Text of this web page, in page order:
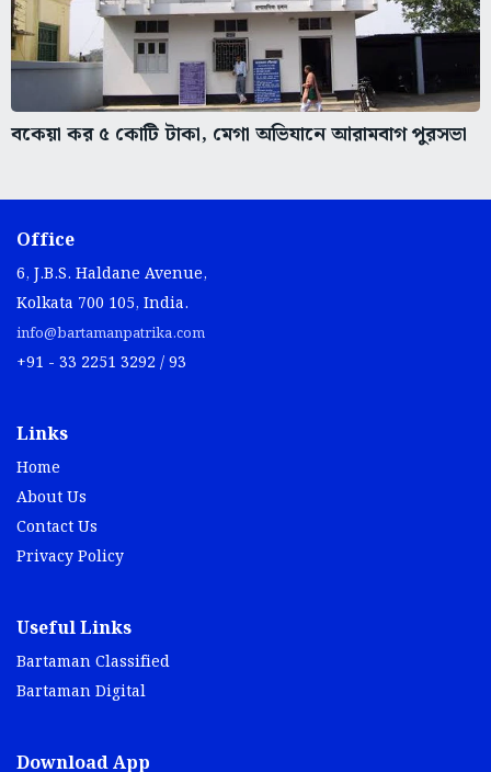
বকেয়া কর ৫ কোটি টাকা, মেগা অভিযানে আরামবাগ পুরসভা
Office
6, J.B.S. Haldane Avenue,
Kolkata 700 105, India.
info@bartamanpatrika.com
+91 - 33 2251 3292 / 93
Links
Home
About Us
Contact Us
Privacy Policy
Useful Links
Bartaman Classified
Bartaman Digital
Download App